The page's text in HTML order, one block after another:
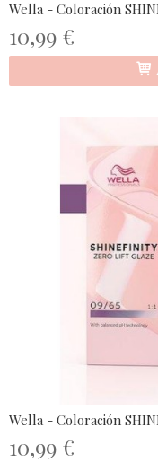
Wella - Coloración
10,99 €
Wella - Coloración
10,99 €